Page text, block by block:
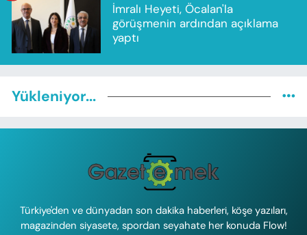
İmralı Heyeti, Öcalan'la
görüşmenin ardından açıklama
yaptı
Yükleniyor...
Türkiye'den ve dünyadan son dakika haberleri, köşe yazıları,
magazinden siyasete, spordan seyahate her konuda Flow!